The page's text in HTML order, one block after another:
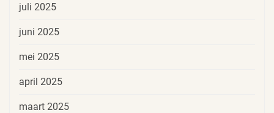
juli 2025
juni 2025
mei 2025
april 2025
maart 2025